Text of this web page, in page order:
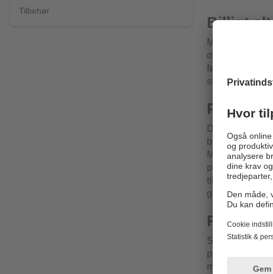
Tilbehør
Billigt
Mange
overflader, for
stærkt alternativ
Præcis
Disse sensorer
berøringsfrit
Metaltypen
på det mulige
til øjeblikkelig
garanterer IO-
Robust
Sensorerne
planmonteret